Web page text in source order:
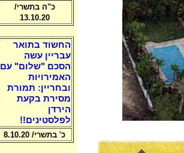
כ"ה בתשרי/
13.10.20
החשוד בתואר
עבריין עשה
הסכם "שלום" עם
האמירויות
ובחריין: תמורת
מסירת בקעת
הירדן
לפלסטינים!!
כ' בתשרי/ 8.10.20